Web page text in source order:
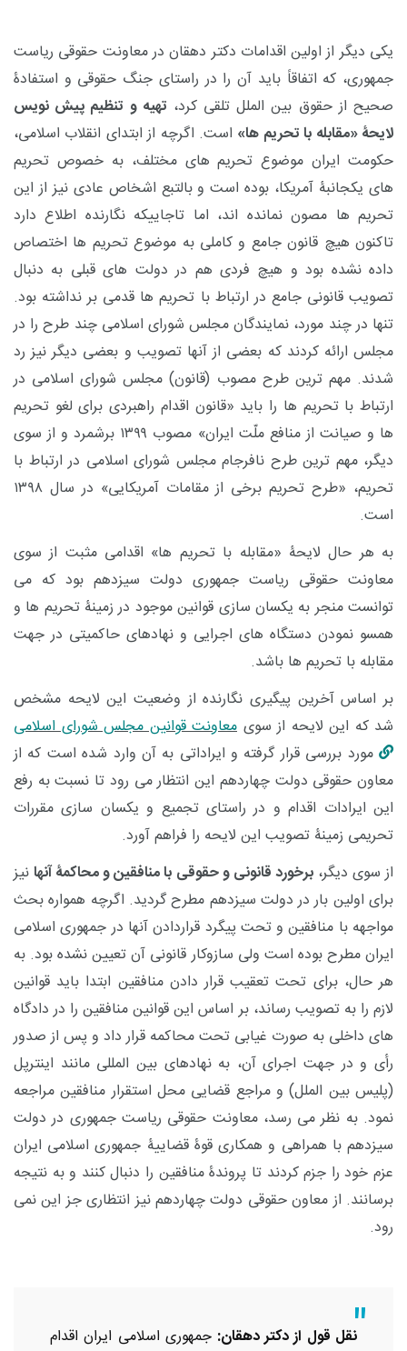
یکی دیگر از اولین اقدامات دکتر دهقان در معاونت حقوقی ریاست
جمهوری، که اتفاقاً باید آن را در راستای جنگ حقوقی و استفادۀ
صحیح از حقوق بین الملل تلقی کرد، تهیه و تنظیم پیش نویس
لایحۀ «مقابله با تحریم ها» است. اگرچه از ابتدای انقلاب اسلامی،
حکومت ایران موضوع تحریم های مختلف، به خصوص تحریم
های یکجانبۀ آمریکا، بوده است و بالتبع اشخاص عادی نیز از این
تحریم ها مصون نمانده اند، اما تاجاییکه نگارنده اطلاع دارد
تاکنون هیچ قانون جامع و کاملی به موضوع تحریم ها اختصاص
داده نشده بود و هیچ فردی هم در دولت های قبلی به دنبال
تصویب قانونی جامع در ارتباط با تحریم ها قدمی بر نداشته بود.
تنها در چند مورد، نمایندگان مجلس شورای اسلامی چند طرح را در
مجلس ارائه کردند که بعضی از آنها تصویب و بعضی دیگر نیز رد
شدند. مهم ترین طرح مصوب (قانون) مجلس شورای اسلامی در
ارتباط با تحریم ها را باید «قانون اقدام راهبردی برای لغو تحریم
ها و صیانت از منافع ملّت ایران» مصوب ۱۳۹۹ برشمرد و از سوی
دیگر، مهم ترین طرح نافرجام مجلس شورای اسلامی در ارتباط با
تحریم، «طرح تحریم برخی از مقامات آمریکایی» در سال ۱۳۹۸
است.
به هر حال لایحۀ «مقابله با تحریم ها» اقدامی مثبت از سوی
معاونت حقوقی ریاست جمهوری دولت سیزدهم بود که می
توانست منجر به یکسان سازی قوانین موجود در زمینۀ تحریم ها و
همسو نمودن دستگاه های اجرایی و نهادهای حاکمیتی در جهت
مقابله با تحریم ها باشد.
بر اساس آخرین پیگیری نگارنده از وضعیت این لایحه مشخص
شد که این لایحه از سوی معاونت قوانین مجلس شورای اسلامی
مورد بررسی قرار گرفته و ایراداتی به آن وارد شده است که از
معاون حقوقی دولت چهاردهم این انتظار می رود تا نسبت به رفع
این ایرادات اقدام و در راستای تجمیع و یکسان سازی مقررات
تحریمی زمینۀ تصویب این لایحه را فراهم آورد.
از سوی دیگر،برخورد قانونی و حقوقی با منافقین و محاکمۀ آنهانیز
برای اولین بار در دولت سیزدهم مطرح گردید. اگرچه همواره بحث
مواجهه با منافقین و تحت پیگرد قراردادن آنها در جمهوری اسلامی
ایران مطرح بوده است ولی سازوکار قانونی آن تعیین نشده بود. به
هر حال، برای تحت تعقیب قرار دادن منافقین ابتدا باید قوانین
لازم را به تصویب رساند، بر اساس این قوانین منافقین را در دادگاه
های داخلی به صورت غیابی تحت محاکمه قرار داد و پس از صدور
رأی و در جهت اجرای آن، به نهادهای بین المللی مانند اینترپل
(پلیس بین الملل) و مراجع قضایی محل استقرار منافقین مراجعه
نمود. به نظر می رسد، معاونت حقوقی ریاست جمهوری در دولت
سیزدهم با همراهی و همکاری قوۀ قضاییۀ جمهوری اسلامی ایران
عزم خود را جزم کردند تا پروندۀ منافقین را دنبال کنند و به نتیجه
برسانند. از معاون حقوقی دولت چهاردهم نیز انتظاری جز این نمی
رود.
نقل قول از دکتر دهقان: جمهوری اسلامی ایران اقدام